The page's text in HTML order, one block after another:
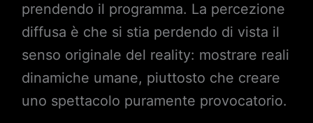
prendendo il programma. La percezione
diffusa è che si stia perdendo di vista il
senso originale del reality: mostrare reali
dinamiche umane, piuttosto che creare
uno spettacolo puramente provocatorio.